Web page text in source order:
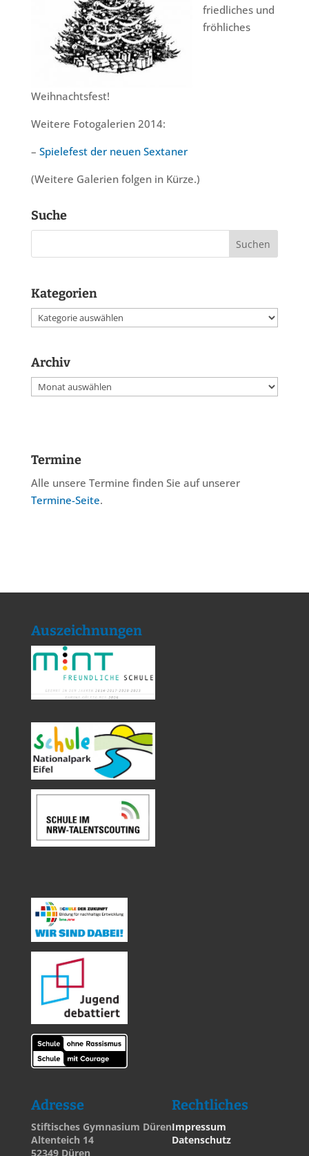
friedliches und
fröhliches
Weihnachtsfest!
Weitere Fotogalerien 2014:
– Spielefest der neuen Sextaner
(Weitere Galerien folgen in Kürze.)
Suche
Kategorien
Kategorien
Archiv
Archiv
Termine
Alle unsere Termine finden Sie auf unserer
Termine-Seite.
Auszeichnungen
Adresse
Stiftisches Gymnasium Düren
Altenteich 14
52349 Düren
Rechtliches
Impressum
Datenschutz